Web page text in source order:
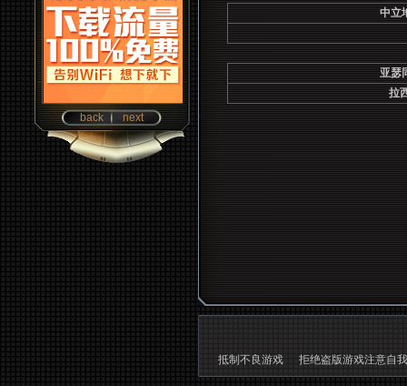
back next
中立
亚瑟
拉
抵制不良游戏 拒绝盗版游戏注意自